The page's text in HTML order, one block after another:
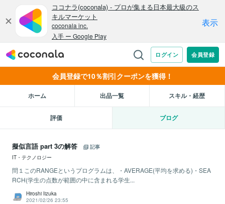
会員登録で10％割引クーポンを獲得！
ホーム 出品一覧 スキル・経歴
評価 ブログ
擬似言語 part 3の解答
記事
IT・テクノロジー
問１このRANGEというプログラムは、・AVERAGE(平均を求める)・SEA
RCH(学生の点数が範囲の中に含まれる学生...
Hiroshi Iizuka
2021/02/26 23:55